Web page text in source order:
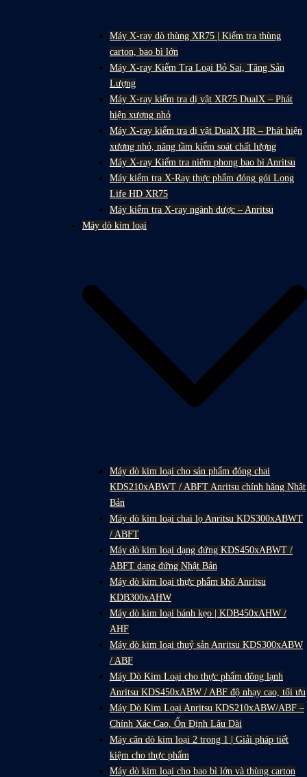
Máy X-ray dò thùng XR75 | Kiểm tra thùng
carton, bao bì lớn
Máy X-ray Kiểm Tra Loại Bỏ Sai, Tăng Sản
Lượng
Máy X-ray kiểm tra dị vật XR75 DualX – Phát
hiện xương nhỏ
Máy X-ray kiểm tra dị vật DualX HR – Phát hiện
xương nhỏ, nâng tầm kiểm soát chất lượng
Máy X-ray Kiểm tra niêm phong bao bì Anritsu
Máy kiểm tra X-Ray thực phẩm đóng gói Long
Life HD XR75
Máy kiểm tra X-ray ngành dược – Anritsu
Máy dò kim loại
Máy dò kim loại cho sản phẩm đóng chai
KDS210xABWT / ABFT Anritsu chính hãng Nhật
Bản
Máy dò kim loại chai lọ Anritsu KDS300xABWT
/ ABFT
Máy dò kim loại dạng đứng KDS450xABWT /
ABFT dạng đứng Nhật Bản
Máy dò kim loại thực phẩm khô Anritsu
KDB300xAHW
Máy dò kim loại bánh kẹo | KDB450xAHW /
AHF
Máy dò kim loại thuỷ sản Anritsu KDS300xABW
/ ABF
Máy Dò Kim Loại cho thực phẩm đông lạnh
Anritsu KDS450xABW / ABF độ nhạy cao, tối ưu
Máy Dò Kim Loại Anritsu KDS210xABW/ABF –
Chính Xác Cao, Ổn Định Lâu Dài
Máy cân dò kim loại 2 trong 1 | Giải pháp tiết
kiệm cho thực phẩm
Máy dò kim loại cho bao bì lớn và thùng carton